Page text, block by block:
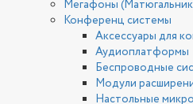
Мегафоны
Конференц системы
Аксессуары для
Аудиоплатформы
Беспроводные
Модули
Настольные